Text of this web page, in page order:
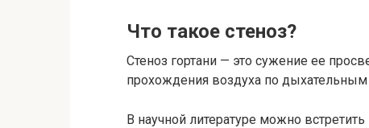
Что такое стеноз?
Стеноз гортани — это сужение ее
прохождения воздуха по дыхательным
В научной литературе можно